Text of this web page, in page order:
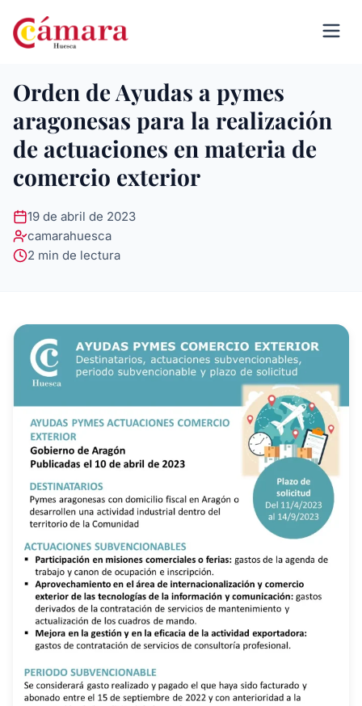
Orden de Ayudas a pymes
aragonesas para la realización
de actuaciones en materia de
comercio exterior
19 de abril de 2023
camarahuesca
2 min de lectura